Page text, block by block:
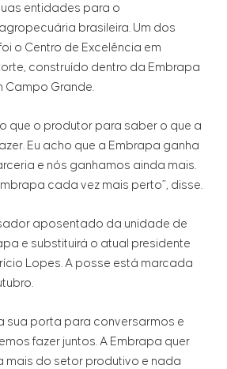
entidades para o
brasileira. Um dos
o Centro de Excelência em
construído dentro da Embrapa
Campo Grande.
que o produtor para saber o que a
Eu acho que a Embrapa ganha
e nós ganhamos ainda mais.
cada vez mais perto”, disse.
aposentado da unidade de
e substituirá o atual presidente
Lopes. A posse está marcada
sua porta para conversarmos e
fazer juntos. A Embrapa quer
mais do setor produtivo e nada